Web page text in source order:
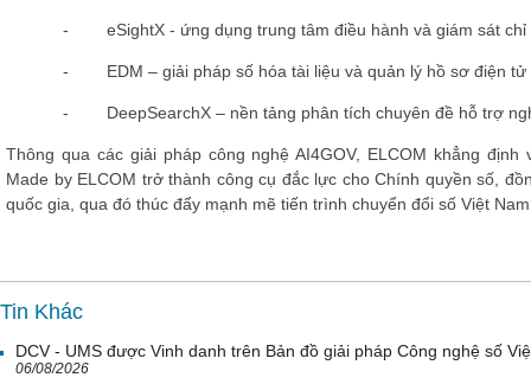
- eSightX - ứng dụng trung tâm điều hành và giám sát
- EDM – giải pháp số hóa tài liệu và quản lý hồ sơ điện
- DeepSearchX – nền tảng phân tích chuyên đề hỗ trợ
Thông qua các giải pháp công nghệ AI4GOV, ELCOM khẳng
Made by ELCOM trở thành công cụ đắc lực cho Chính quyền số,
quốc gia, qua đó thúc đẩy mạnh mẽ tiến trình chuyển đổi số Việt
Tin Khác
DCV - UMS được Vinh danh trên Bản đồ giải pháp Công nghệ số
06/08/2026